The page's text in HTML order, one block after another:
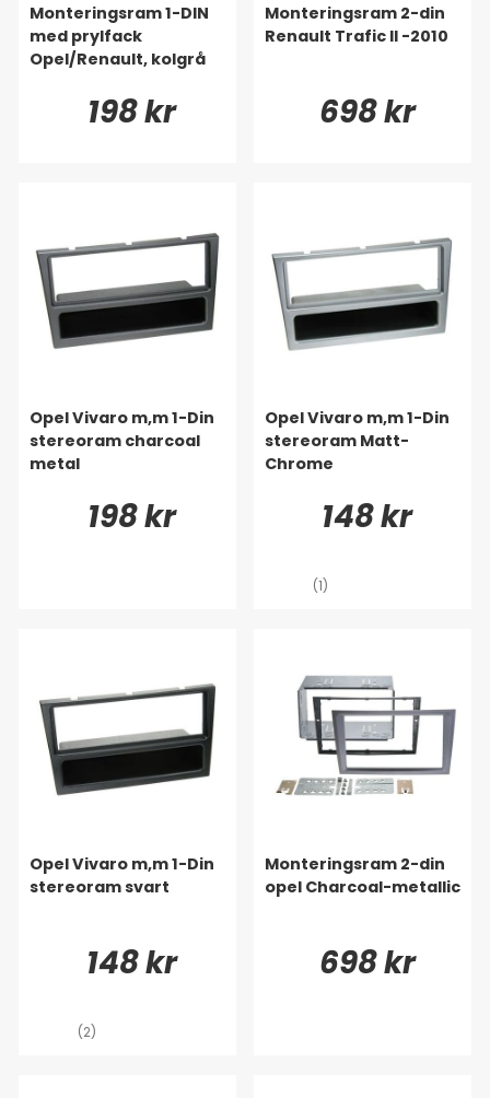
Monteringsram 1-DIN
med prylfack
Opel/Renault, kolgrå
198 kr
Monteringsram 2-din
Renault Trafic II -2010
698 kr
Opel Vivaro m,m 1-Din
stereoram charcoal
metal
198 kr
Opel Vivaro m,m 1-Din
stereoram Matt-
Chrome
148 kr
(1)
Opel Vivaro m,m 1-Din
stereoram svart
148 kr
(2)
Monteringsram 2-din
opel Charcoal-metallic
698 kr